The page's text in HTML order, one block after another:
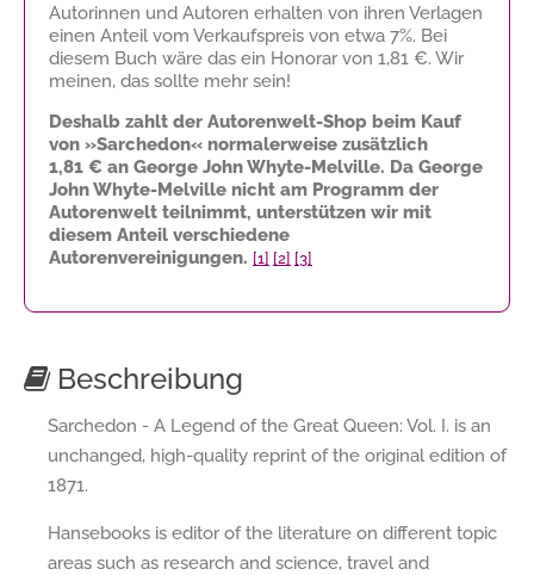
Autorinnen und Autoren erhalten von ihren Verlagen
einen Anteil vom Verkaufspreis von etwa 7%. Bei
diesem Buch wäre das ein Honorar von 1,81 €. Wir
meinen, das sollte mehr sein!
Deshalb zahlt der Autorenwelt-Shop beim Kauf
von »Sarchedon« normalerweise zusätzlich
1,81 € an George John Whyte-Melville. Da George
John Whyte-Melville nicht am Programm der
Autorenwelt teilnimmt, unterstützen wir mit
diesem Anteil verschiedene
Autorenvereinigungen. [1] [2] [3]
Beschreibung
Sarchedon - A Legend of the Great Queen: Vol. I. is an
unchanged, high-quality reprint of the original edition of
1871.
Hansebooks is editor of the literature on different topic
areas such as research and science, travel and